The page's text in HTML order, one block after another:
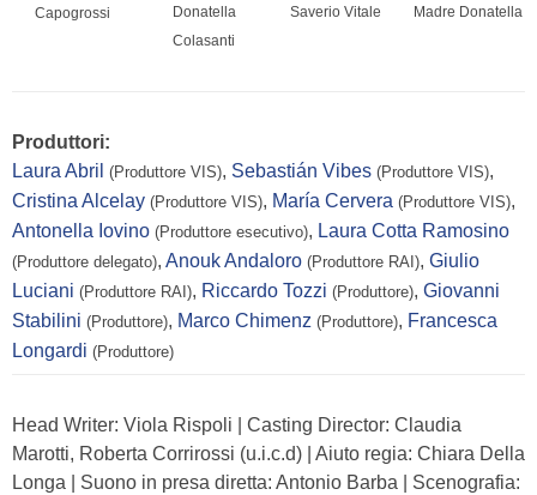
Capogrossi
Donatella
Colasanti
Saverio Vitale Madre Donatella
Produttori:
Laura Abril (Produttore VIS), Sebastián Vibes (Produttore VIS),
Cristina Alcelay (Produttore VIS), María Cervera (Produttore VIS),
Antonella Iovino (Produttore esecutivo), Laura Cotta Ramosino
(Produttore delegato), Anouk Andaloro (Produttore RAI), Giulio
Luciani (Produttore RAI), Riccardo Tozzi (Produttore), Giovanni
Stabilini (Produttore), Marco Chimenz (Produttore), Francesca
Longardi (Produttore)
Head Writer: Viola Rispoli | Casting Director: Claudia
Marotti, Roberta Corrirossi (u.i.c.d) | Aiuto regia: Chiara Della
Longa | Suono in presa diretta: Antonio Barba | Scenografia: